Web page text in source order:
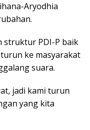
Aryodhia
struktur PDI-P baik
ke masyarakat
suara.
jadi kami turun
yang kita